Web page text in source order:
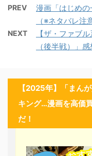
PREV
漫画「はじめ
（※ネタバレ注
NEXT
【ザ・ファブ
（後半戦）」
【2025年】「まん
キング…漫画を高価
だ！